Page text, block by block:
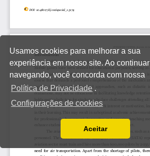
Usamos cookies para melhorar a sua
experiência em nosso site. Ao continuar
navegando, você concorda com nossa
Política de Privacidade .
Configurações de cookies
Ler a nossa Política de Privacidade
Você pode desabilitá-los alterando as
Aceitar